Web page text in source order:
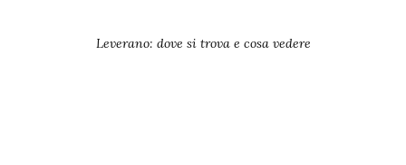
Leverano: dove si trova e cosa vedere